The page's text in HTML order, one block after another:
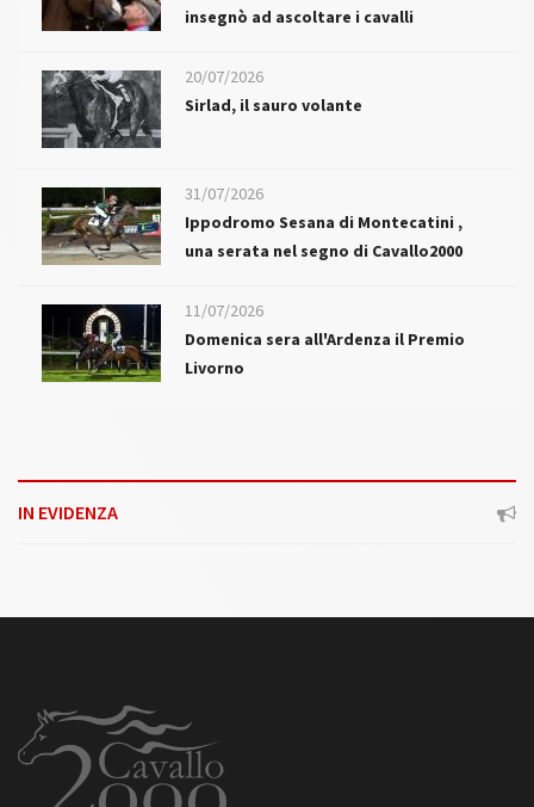
insegnò ad ascoltare i cavalli
20/07/2026
Sirlad, il sauro volante
31/07/2026
Ippodromo Sesana di Montecatini ,
una serata nel segno di Cavallo2000
11/07/2026
Domenica sera all'Ardenza il Premio
Livorno
IN EVIDENZA